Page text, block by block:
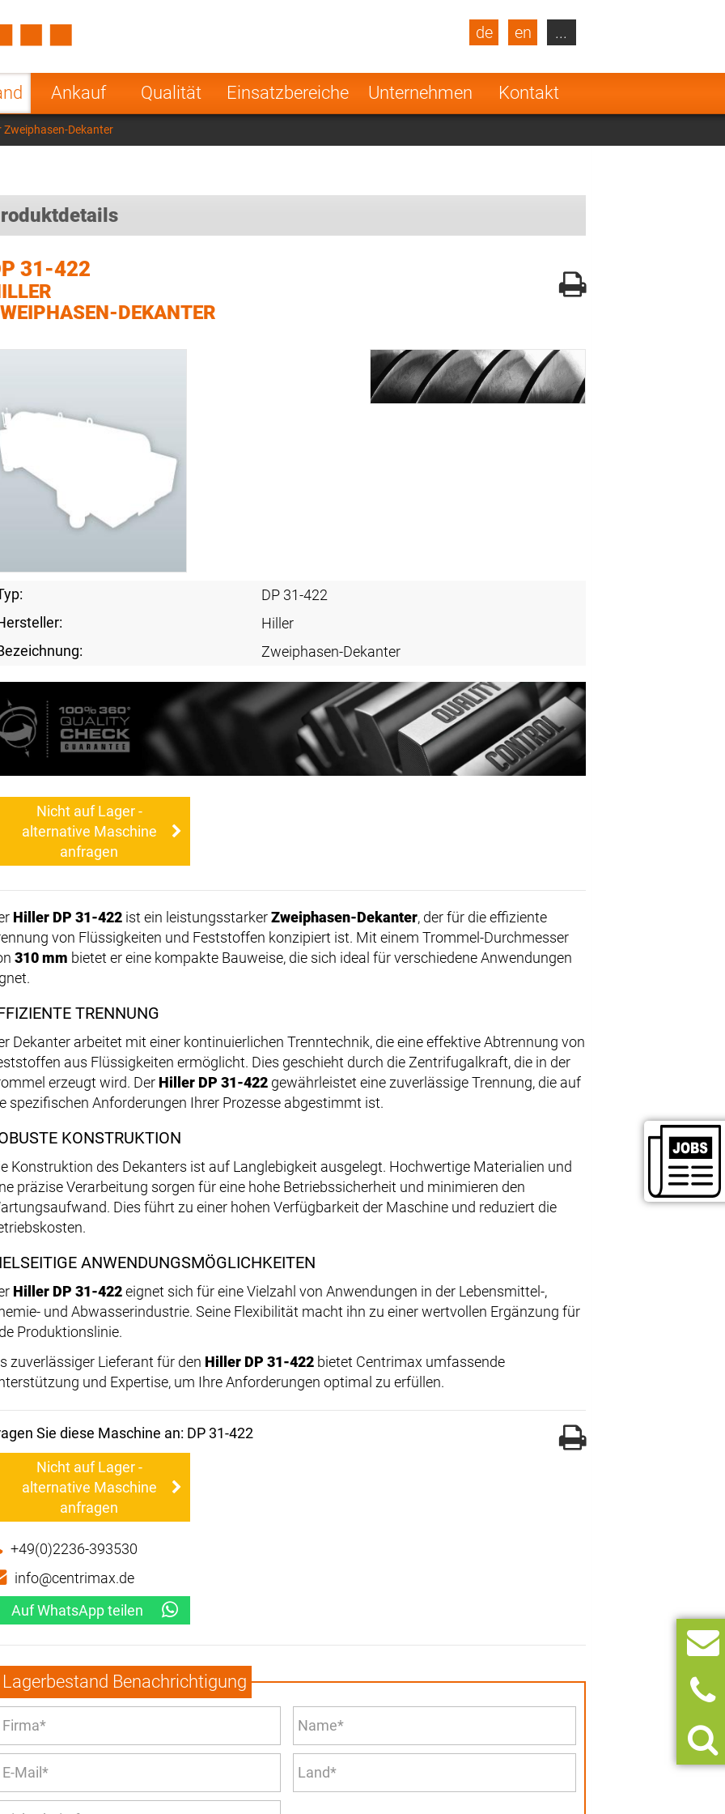
Ankauf Qualität Einsatzbereiche Unternehmen Kontakt
de en
Turkey
Poland Norway
Netherlands
India
...
Zweiphasen-Dekanter
31-422
DEKANTER
DP 31-422
Hiller
Zweiphasen-Dekanter
Nicht auf Lager -
alternative Maschine
anfragen
Hiller DP 31-422 ist ein leistungsstarkerZweiphasen-Dekanter, der für die effiziente
von Flüssigkeiten und Feststoffen konzipiert ist. Mit einem Trommel-Durchmesser
310 mm bietet er eine kompakte Bauweise, die sich ideal für verschiedene Anwendungen
TRENNUNG
Dekanter arbeitet mit einer kontinuierlichen Trenntechnik, die eine effektive Abtrennung von
aus Flüssigkeiten ermöglicht. Dies geschieht durch die Zentrifugalkraft, die in der
erzeugt wird. Der Hiller DP 31-422 gewährleistet eine zuverlässige Trennung, die auf
spezifischen Anforderungen Ihrer Prozesse abgestimmt ist.
KONSTRUKTION
Konstruktion des Dekanters ist auf Langlebigkeit ausgelegt. Hochwertige Materialien und
präzise Verarbeitung sorgen für eine hohe Betriebssicherheit und minimieren den
Dies führt zu einer hohen Verfügbarkeit der Maschine und reduziert die
ANWENDUNGSMÖGLICHKEITEN
Hiller DP 31-422eignet sich für eine Vielzahl von Anwendungen in der Lebensmittel-,
und Abwasserindustrie. Seine Flexibilität macht ihn zu einer wertvollen Ergänzung für
Produktionslinie.
zuverlässiger Lieferant für den Hiller DP 31-422 bietet Centrimax umfassende
und Expertise, um Ihre Anforderungen optimal zu erfüllen.
Sie diese Maschine an: DP 31-422
Nicht auf Lager -
alternative Maschine
anfragen
+49(0)2236-393530
info@centrimax.de
Auf WhatsApp teilen
Lagerbestand Benachrichtigung